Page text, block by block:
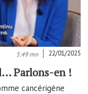
22/01/2025
5:49 mn
Parlons-en !
cancérigène